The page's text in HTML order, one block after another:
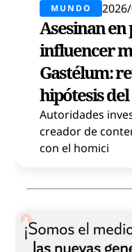
MUNDO
Asesinan
influencer
Gastélum:
hipótesis del
Autoridades
creador de
con el homici